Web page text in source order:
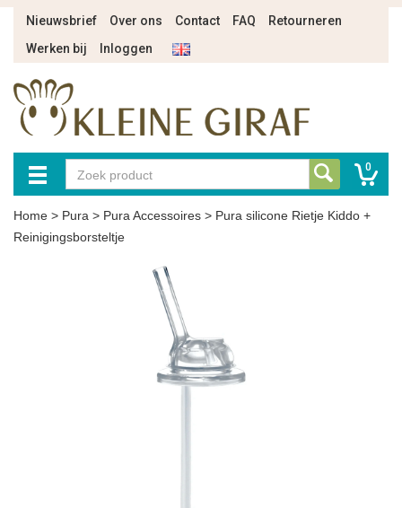
Nieuwsbrief Over ons Contact FAQ
Retourneren
Werken bij
Inloggen
0
Home > Pura > Pura Accessoires > Pura silicone Rietje Kiddo +
Reinigingsborsteltje